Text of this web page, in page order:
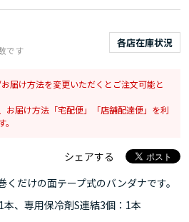
各店在庫状況
です
届け方法を変更いただくとご注文可能と
お届け方法「宅配便」「店舗配達便」を利
シェアする
だけの面テープ式のバンダナです。
、専用保冷剤S連結3個：1本